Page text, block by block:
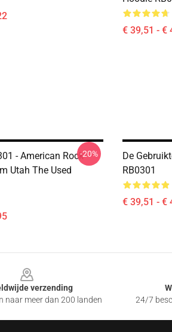
€ 39,51 - €
- American Rock
Utah The Used
-20%
De
RB0301
€ 39,51 - €
verzending
naar meer dan 200 landen
24/7